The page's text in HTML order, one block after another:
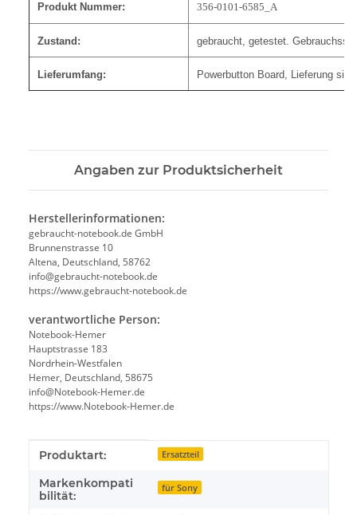
Produkt Nummer: 356-0101-6585_A
Zustand: gebraucht, getestet.
Lieferumfang: Powerbutton Board, Lieferung
Angaben zur Produktsicherheit
Herstellerinformationen:
gebraucht-notebook.de GmbH
Brunnenstrasse 10
Altena, Deutschland, 58762
info@gebraucht-notebook.de
https://www.gebraucht-notebook.de
verantwortliche Person:
Notebook-Hemer
Hauptstrasse 183
Nordrhein-Westfalen
Hemer, Deutschland, 58675
info@Notebook-Hemer.de
https://www.Notebook-Hemer.de
Produkteigenschaft
Wert
Produktart: Ersatzteil
Markenkompati
bilität:
für Sony